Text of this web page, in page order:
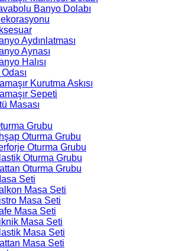
Banyo Dolabı
Aydınlatması
Aynası
Halısı
Kurutma Askısı
Sepeti
Masası
Grubu
Oturma Grubu
Oturma Grubu
Oturma Grubu
Oturma Grubu
Seti
Masa Seti
Masa Seti
Masa Seti
Masa Seti
Masa Seti
Masa Seti